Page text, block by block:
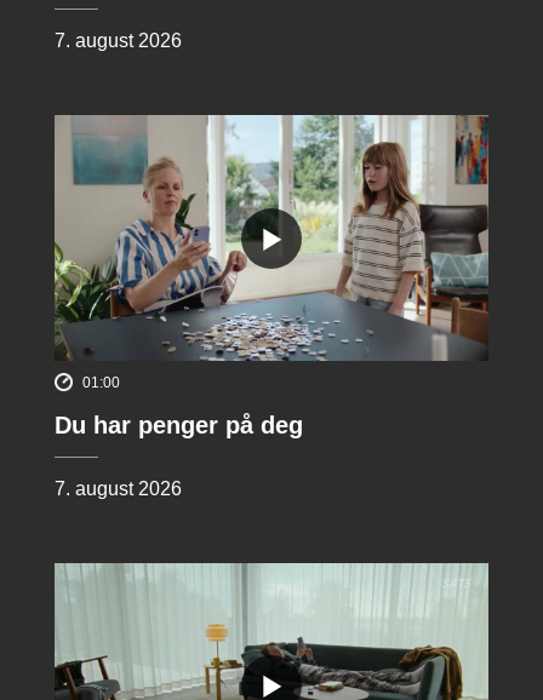
7. august 2026
01:00
Du har penger på deg
7. august 2026